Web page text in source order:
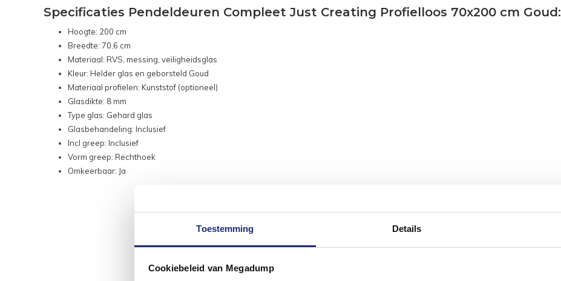
Toestemming Details
Cookiebeleid van Megadump
Specificaties Pendeldeuren Compleet Just Creating Profielloos 70x200 cm Goud:
Hoogte: 200 cm
Breedte: 70,6 cm
Materiaal: RVS, messing, veiligheidsglas
Kleur: Helder glas en geborsteld Goud
Materiaal profielen: Kunststof (optioneel)
Glasdikte: 8 mm
Type glas: Gehard glas
Glasbehandeling: Inclusief
Incl greep: Inclusief
Vorm greep: Rechthoek
Omkeerbaar: Ja